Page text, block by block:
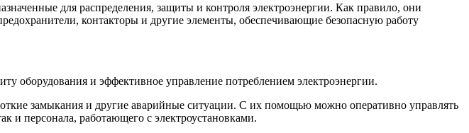
для распределения, защиты и контроля электроэнергии. Как правило, они
контакторы и другие элементы, обеспечивающие безопасную работу
оборудования и эффективное управление потреблением электроэнергии.
замыкания и другие аварийные ситуации. С их помощью можно оперативно управлять
и персонала, работающего с электроустановками.